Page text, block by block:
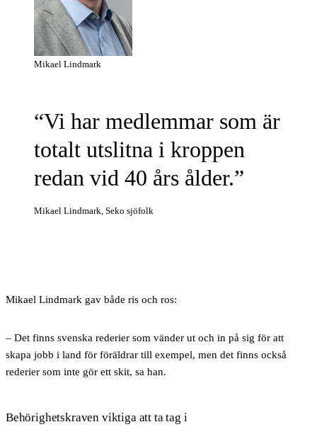
Mikael Lindmark
Vi har medlemmar som är
totalt utslitna i kroppen
redan vid 40 års ålder.
Mikael Lindmark, Seko sjöfolk
Mikael Lindmark gav både ris och ros:
– Det finns svenska rederier som vänder ut och in på sig för att
skapa jobb i land för föräldrar till exempel, men det finns också
rederier som inte gör ett skit, sa han.
Behörighetskraven viktiga att ta tag i